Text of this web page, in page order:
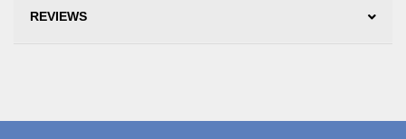
REVIEWS